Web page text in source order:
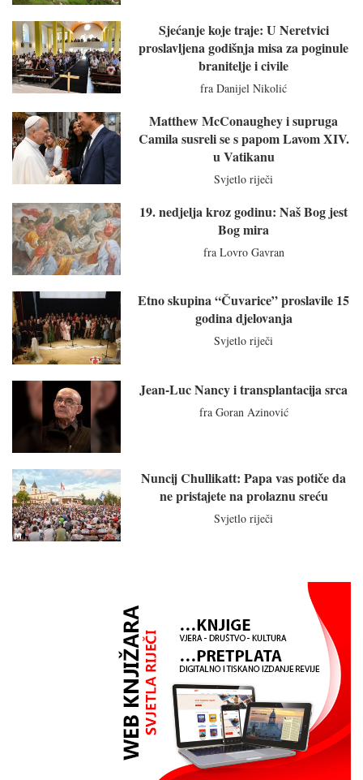
Sjećanje koje traje: U Neretvici
proslavljena godišnja misa za poginule
branitelje i civile
fra Danijel Nikolić
Matthew McConaughey i supruga
Camila susreli se s papom Lavom XIV.
u Vatikanu
Svjetlo riječi
19. nedjelja kroz godinu: Naš Bog jest
Bog mira
fra Lovro Gavran
Etno skupina “Čuvarice” proslavile 15
godina djelovanja
Svjetlo riječi
Jean-Luc Nancy i transplantacija srca
fra Goran Azinović
Nuncij Chullikatt: Papa vas potiče da
ne pristajete na prolaznu sreću
Svjetlo riječi